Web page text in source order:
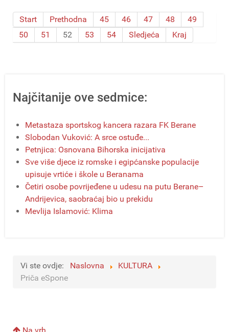
Start Prethodna 45 46 47 48
49
50
51 52 53 54 Sledjeća Kraj
Najčitanije ove sedmice:
Metastaza sportskog kancera razara FK Berane
Slobodan Vuković: A srce ostuđe...
Petnjica: Osnovana Bihorska inicijativa
Sve više djece iz romske i egipćanske populacije
upisuje vrtiće i škole u Beranama
Četiri osobe povrijeđene u udesu na putu Berane–
Andrijevica, saobraćaj bio u prekidu
Mevlija Islamović: Klima
Vi ste ovdje: Naslovna
KULTURA
Priča eSpone